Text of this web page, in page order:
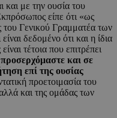
και με την ουσία του
είπε ότι «ως
του Γενικού Γραμματέα των
δεδομένο ότι και η ίδια
τέτοια που επιτρέπει
προσερχόμαστε και σε
επί της ουσίας
προετοιμασία του
και της ομάδας των